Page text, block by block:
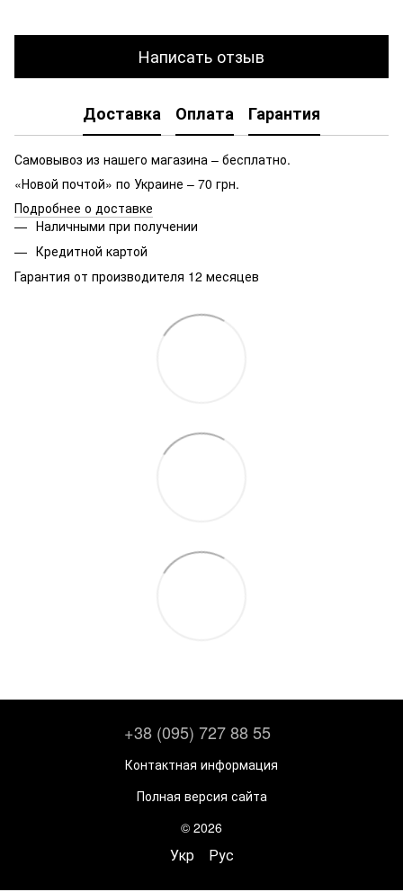
Написать отзыв
Доставка Оплата Гарантия
Самовывоз из нашего магазина – бесплатно.
«Новой почтой» по Украине – 70 грн.
Подробнее о доставке
Наличными при получении
Кредитной картой
Гарантия от производителя 12 месяцев
+38 (095) 727 88 55
Контактная информация
Полная версия сайта
© 2026
Укр Рус